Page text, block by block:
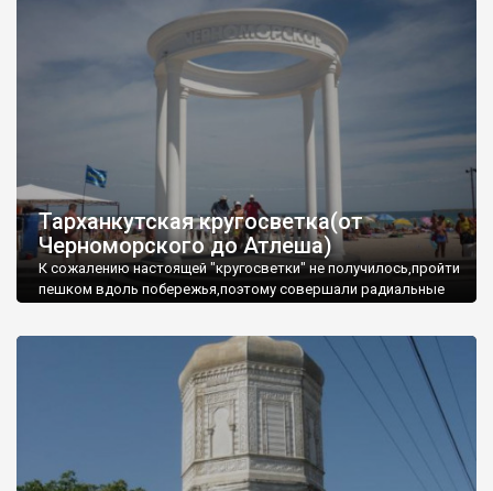
Тарханкутская кругосветка(от
Черноморского до Атлеша)
К сожалению настоящей "кругосветки" не получилось,пройти
пешком вдоль побережья,поэтому совершали радиальные